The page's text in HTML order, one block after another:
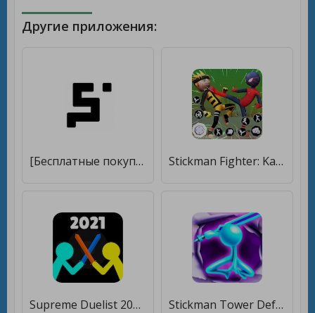
Другие приложения:
[Бесплатные покупки] Stickman Fighter: Karate Games [Бесплатные покупки]
Supreme Duelist 2021 [Мод меню] Stickman Tower Defense [Бесплатные покупки]